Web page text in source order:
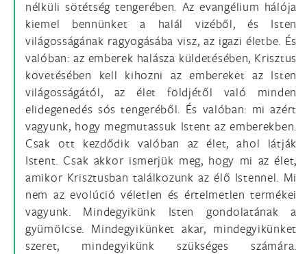
nélküli sötétség tengerében. Az evangélium hálója
kiemel bennünket a halál vizéből, és Isten
világosságának ragyogásába visz, az igazi életbe. És
valóban: az emberek halásza küldetésében, Krisztus
követésében kell kihozni az embereket az Isten
világosságától, az élet földjétől való minden
elidegenedés sós tengeréből. És valóban: mi azért
vagyunk, hogy megmutassuk Istent az emberekben.
Csak ott kezdődik valóban az élet, ahol látják
Istent. Csak akkor ismerjük meg, hogy mi az élet,
amikor Krisztusban találkozunk az élő Istennel. Mi
nem az evolúció véletlen és értelmetlen termékei
vagyunk. Mindegyikünk Isten gondolatának a
gyümölcse. Mindegyikünket akar, mindegyikünket
szeret, mindegyikünk szükséges számára.